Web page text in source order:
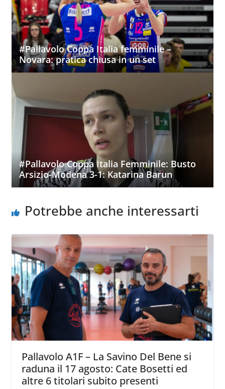
#Pallavolo Coppa Italia femminile –
Novara: pratica chiusa in un set
#Pallavolo Coppa Italia Femminile: Busto
Arsizio-Modena 3-1: Katarina Barun
Potrebbe anche interessarti
Pallavolo A1F – La Savino Del Bene si
raduna il 17 agosto: Cate Bosetti ed
altre 6 titolari subito presenti